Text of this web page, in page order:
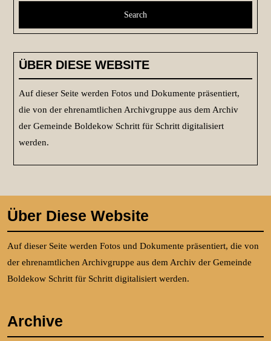
ÜBER DIESE WEBSITE
Auf dieser Seite werden Fotos und Dokumente präsentiert,
die von der ehrenamtlichen Archivgruppe aus dem Archiv
der Gemeinde Boldekow Schritt für Schritt digitalisiert
werden.
Über Diese Website
Auf dieser Seite werden Fotos und Dokumente präsentiert, die von
der ehrenamtlichen Archivgruppe aus dem Archiv der Gemeinde
Boldekow Schritt für Schritt digitalisiert werden.
Archive